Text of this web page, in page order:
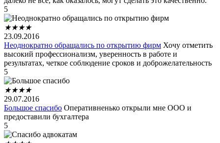
5
★★★★
23.09.2016
Неоднократно обращались по открытию фирм Хочу отметить
высокий профессионализм, уверенность в работе и
результатах, четкое соблюдение сроков и доброжелательность
5
★★★★
29.07.2016
Большое спасибо Оперативненько открыли мне ООО и
предоставили бухгалтера
5